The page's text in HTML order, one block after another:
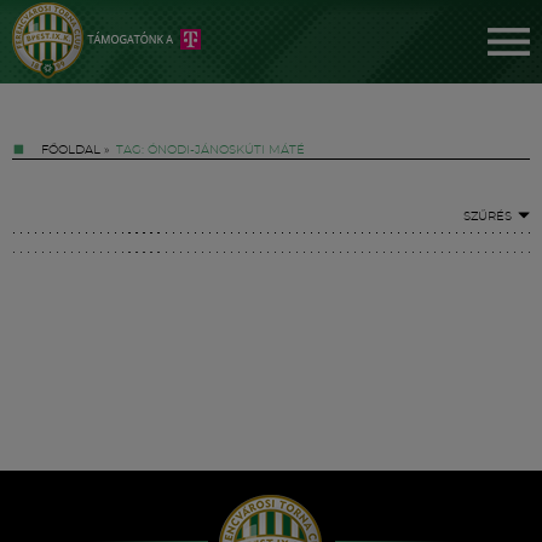
FŐOLDAL » TAG: ÓNODI-JÁNOSKÚTI MÁTÉ
SZŰRÉS
Hírek